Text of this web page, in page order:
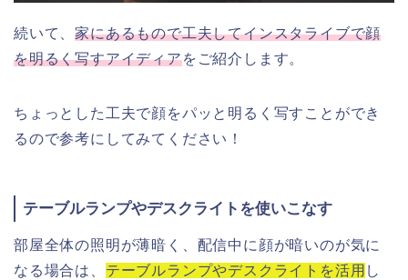
続いて、家にあるもので工夫してインスタライブで顔
を明るく写すアイディアをご紹介します。
ちょっとした工夫で顔をパッと明るく写すことができ
るので参考にしてみてください！
テーブルランプやデスクライトを使いこなす
部屋全体の照明が薄暗く、配信中に顔が暗いのが気に
なる場合は、 テーブルランプやデスクライトを活用 し